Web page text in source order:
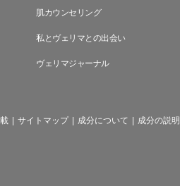
肌カウンセリング
私とヴェリマとの出会い
ヴェリマジャーナル
| サイトマップ | 成分について | 成分の説明